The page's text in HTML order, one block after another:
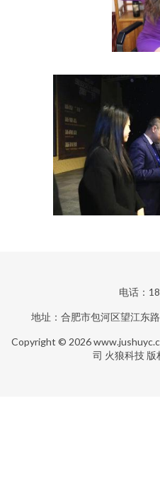
电话：
地址：合肥市包河区望江东
Copyright © 2026
司 火狼科技 版